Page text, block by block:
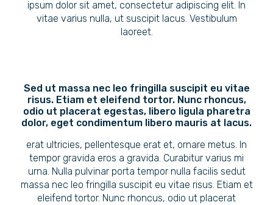
ipsum dolor sit amet, consectetur adipiscing elit. In
vitae varius nulla, ut suscipit lacus. Vestibulum
laoreet.
Sed ut massa nec leo fringilla suscipit eu vitae
risus. Etiam et eleifend tortor. Nunc rhoncus,
odio ut placerat egestas, libero ligula pharetra
dolor, eget condimentum libero mauris at lacus.
erat ultricies, pellentesque erat et, ornare metus. In
tempor gravida eros a gravida. Curabitur varius mi
urna. Nulla pulvinar porta tempor nulla facilis sedut
massa nec leo fringilla suscipit eu vitae risus. Etiam et
eleifend tortor. Nunc rhoncus, odio ut placerat